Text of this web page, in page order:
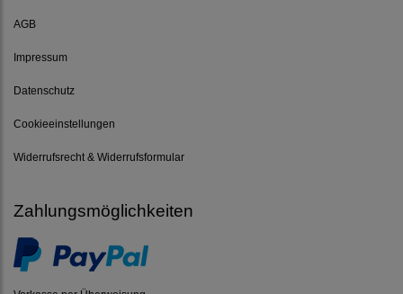
AGB
Impressum
Datenschutz
Cookieeinstellungen
Widerrufsrecht & Widerrufsformular
Zahlungsmöglichkeiten